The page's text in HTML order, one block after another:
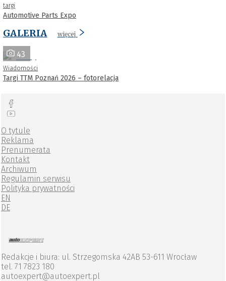
targi
Automotive Parts Expo
GALERIA więcej
43
Wiadomości
Targi TTM Poznań 2026 – fotorelacja
O tytule
Reklama
Prenumerata
Kontakt
Archiwum
Regulamin serwisu
Polityka prywatności
EN
DE
Redakcje i biura: ul. Strzegomska 42AB 53-611 Wrocław
tel. 71 7823 180
autoexpert@autoexpert.pl